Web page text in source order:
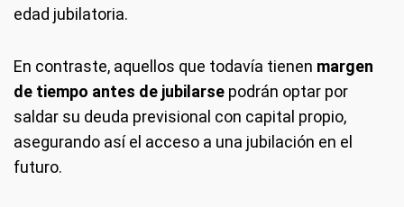
edad jubilatoria.
En contraste, aquellos que todavía tienen margen
de tiempo antes de jubilarse podrán optar por
saldar su deuda previsional con capital propio,
asegurando así el acceso a una jubilación en el
futuro.